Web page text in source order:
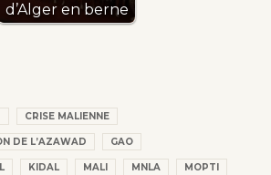
d’Alger en berne
CRISE MALIENNE
DE L’AZAWAD GAO
KIDAL MALI MNLA MOPTI